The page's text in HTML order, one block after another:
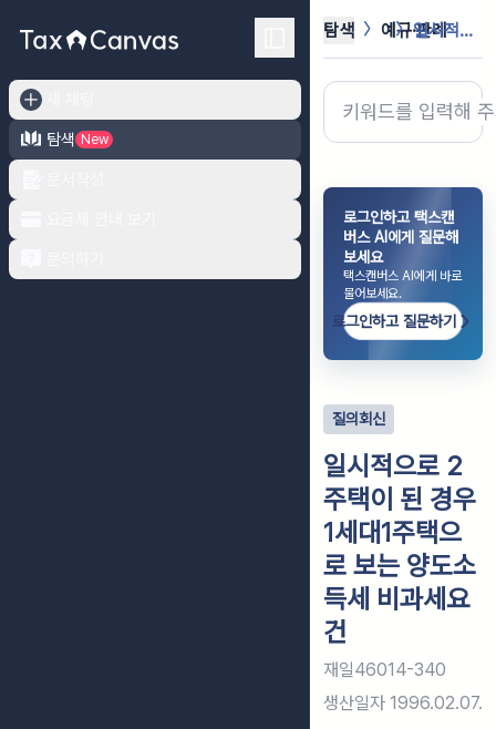
탐색
New
탐색 예규·판례 일시적으로 2주택이 된 경우 1세대1...
로그인하고 택스캔
버스 AI에게 질문해
보세요
택스캔버스 AI에게 바로
물어보세요.
로그인하고 질문하기
질의회신
일시적으로 2
주택이 된 경우
1세대1주택으
로 보는 양도소
득세 비과세요
건
재일46014-340
생산일자 1996.02.07.